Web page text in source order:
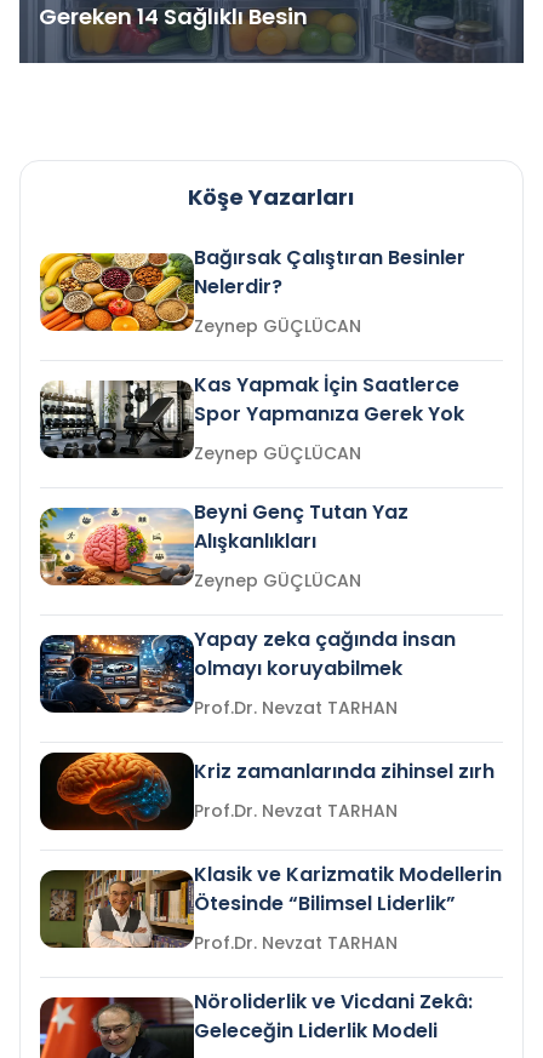
Gereken 14 Sağlıklı Besin
Köşe Yazarları
Bağırsak Çalıştıran Besinler
Nelerdir?
Zeynep GÜÇLÜCAN
Kas Yapmak İçin Saatlerce
Spor Yapmanıza Gerek Yok
Zeynep GÜÇLÜCAN
Beyni Genç Tutan Yaz
Alışkanlıkları
Zeynep GÜÇLÜCAN
Yapay zeka çağında insan
olmayı koruyabilmek
Prof.Dr. Nevzat TARHAN
Kriz zamanlarında zihinsel zırh
Prof.Dr. Nevzat TARHAN
Klasik ve Karizmatik Modellerin
Ötesinde “Bilimsel Liderlik”
Prof.Dr. Nevzat TARHAN
Nöroliderlik ve Vicdani Zekâ:
Geleceğin Liderlik Modeli